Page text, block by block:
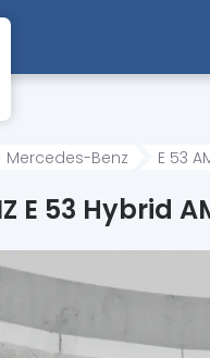
Mercedes-Benz E 53
E 53 Hybrid